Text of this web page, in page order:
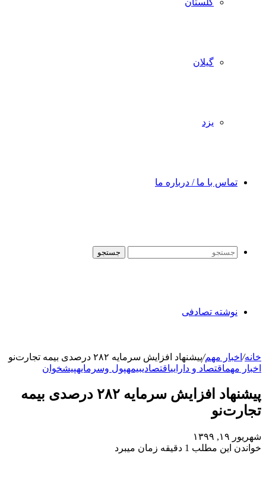
گلستان
گیلان
یزد
تماس با ما / درباره ما
جستجو
نوشته تصادفی
خانه/ اخبار مهم/پیشنهاد افزایش سرمایه ۲۸۲ درصدی بیمه تجارت‌نو
اخبار مهماقتصاد و داراییاقتصادیبیمهپول وسرمایهپیشخوان
پیشنهاد افزایش سرمایه ۲۸۲ درصدی بیمه
تجارت‌نو
شهریور ۱۹, ۱۳۹۹
خواندن این مطلب 1 دقیقه زمان میبرد